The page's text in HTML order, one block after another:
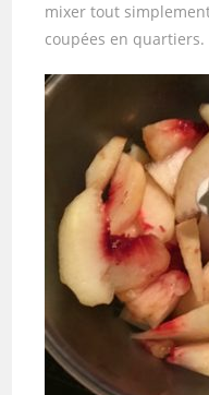
mixer tout
coupées en quartiers.